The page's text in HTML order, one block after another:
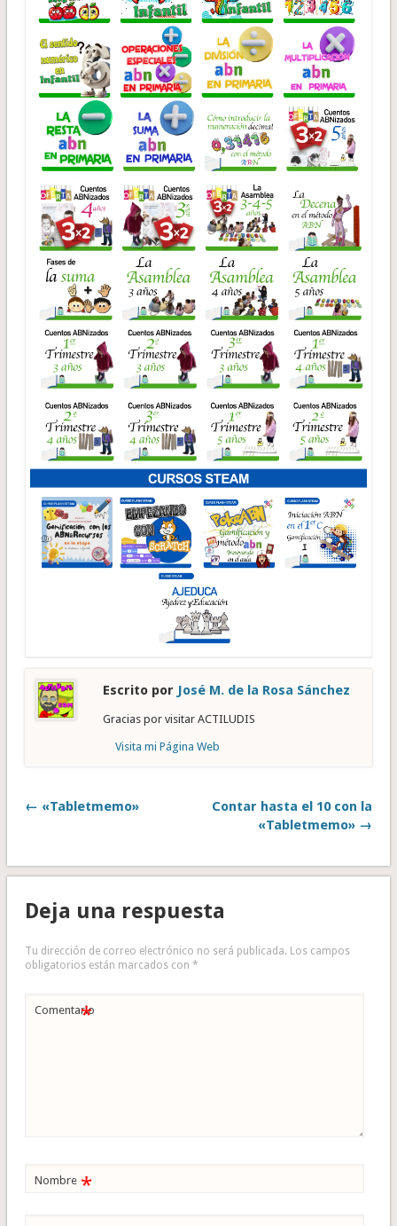
Escrito por José M. de la Rosa Sánchez
Gracias por visitar ACTILUDIS
Visita mi Página Web
← «Tabletmemo»
Contar hasta el 10 con la
«Tabletmemo» →
Deja una respuesta
Tu dirección de correo electrónico no será publicada. Los campos
obligatorios están marcados con *
Comentario
*
Nombre *